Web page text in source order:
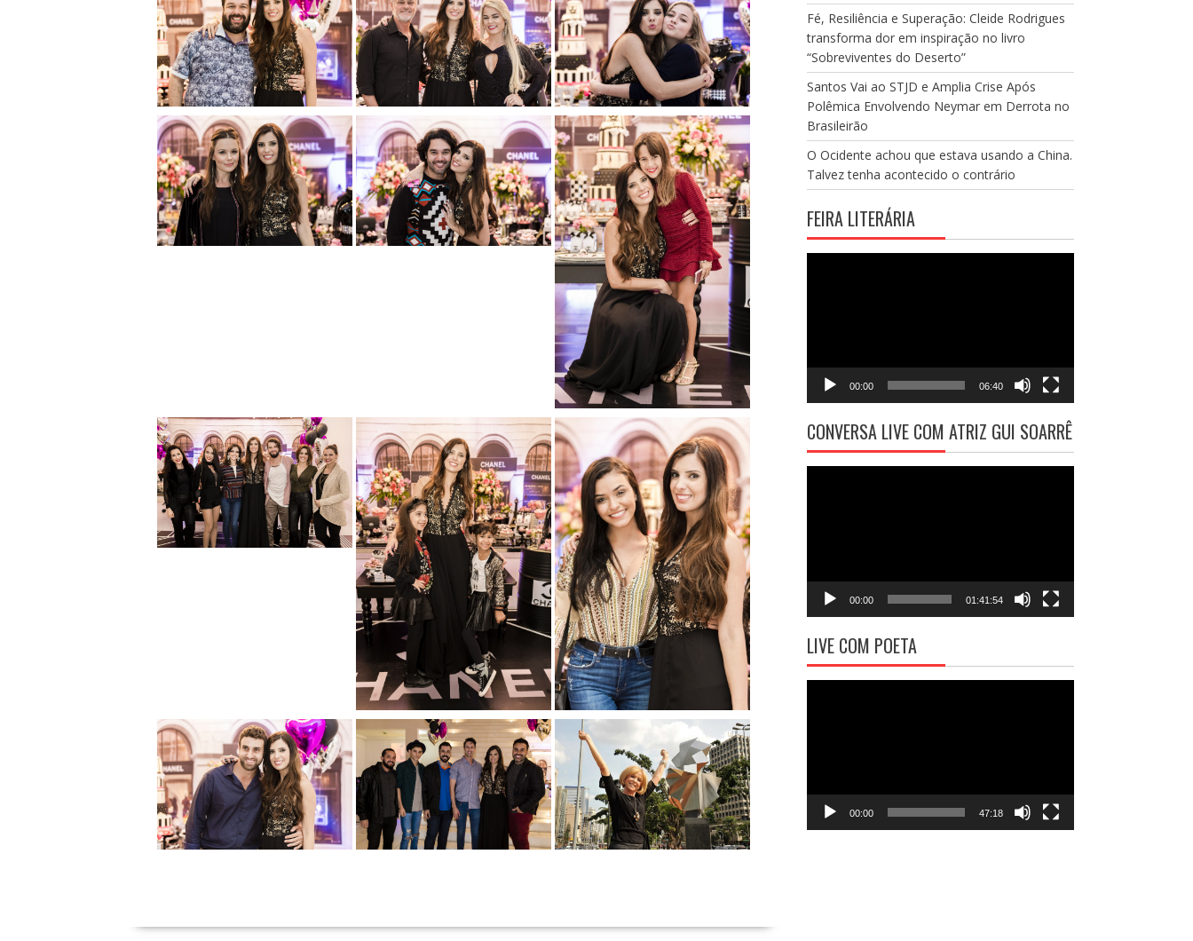
Fé, Resiliência e Superação: Cleide Rodrigues
transforma dor em inspiração no livro
“Sobreviventes do Deserto”
Santos Vai ao STJD e Amplia Crise Após
Polêmica Envolvendo Neymar em Derrota no
Brasileirão
O Ocidente achou que estava usando a China.
Talvez tenha acontecido o contrário
FEIRA LITERÁRIA
00:00 06:40
CONVERSA LIVE COM ATRIZ GUI SOARRÊ
00:00 01:41:54
LIVE COM POETA
00:00 47:18